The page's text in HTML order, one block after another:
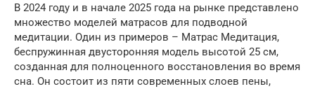
В 2024 году и в начале 2025 года на рынке представлено
множество моделей матрасов для подводной
медитации. Один из примеров – Матрас Медитация,
беспружинная двусторонняя модель высотой 25 см,
созданная для полноценного восстановления во время
сна. Он состоит из пяти современных слоев пены,